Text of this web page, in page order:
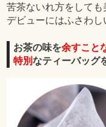
苦茶ないれ方をして
デビューにはふさわし
お茶の味を余すこと
特別なティーバッグ